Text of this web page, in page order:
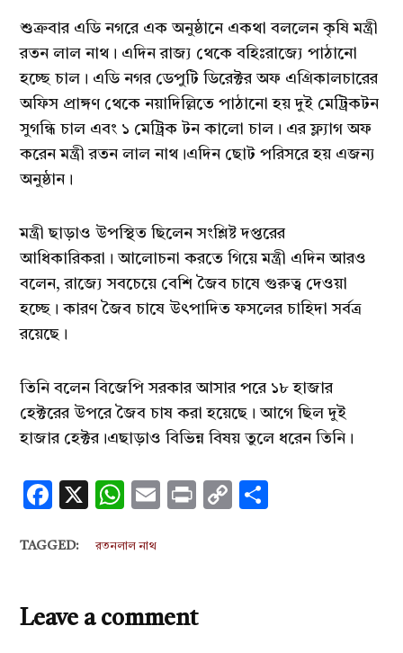
শুক্রবার এডি নগরে এক অনুষ্ঠানে একথা বললেন কৃষি মন্ত্রী
রতন লাল নাথ। এদিন রাজ্য থেকে বহিঃরাজ্যে পাঠানো
হচ্ছে চাল। এডি নগর ডেপুটি ডিরেক্টর অফ এগ্রিকালচারের
অফিস প্রাঙ্গণ থেকে নয়াদিল্লিতে পাঠানো হয় দুই মেট্রিকটন
সুগন্ধি চাল এবং ১ মেট্রিক টন কালো চাল। এর ফ্ল্যাগ অফ
করেন মন্ত্রী রতন লাল নাথ।এদিন ছোট পরিসরে হয় এজন্য
অনুষ্ঠান।
মন্ত্রী ছাড়াও উপস্থিত ছিলেন সংশ্লিষ্ট দপ্তরের
আধিকারিকরা। আলোচনা করতে গিয়ে মন্ত্রী এদিন আরও
বলেন, রাজ্যে সবচেয়ে বেশি জৈব চাষে গুরুত্ব দেওয়া
হচ্ছে। কারণ জৈব চাষে উৎপাদিত ফসলের চাহিদা সর্বত্র
রয়েছে।
তিনি বলেন বিজেপি সরকার আসার পরে ১৮ হাজার
হেক্টরের উপরে জৈব চাষ করা হয়েছে। আগে ছিল দুই
হাজার হেক্টর।এছাড়াও বিভিন্ন বিষয় তুলে ধরেন তিনি।
Facebook
X WhatsApp
EmailPrintCopy
TAGGED: রতনলাল নাথ
Leave a comment